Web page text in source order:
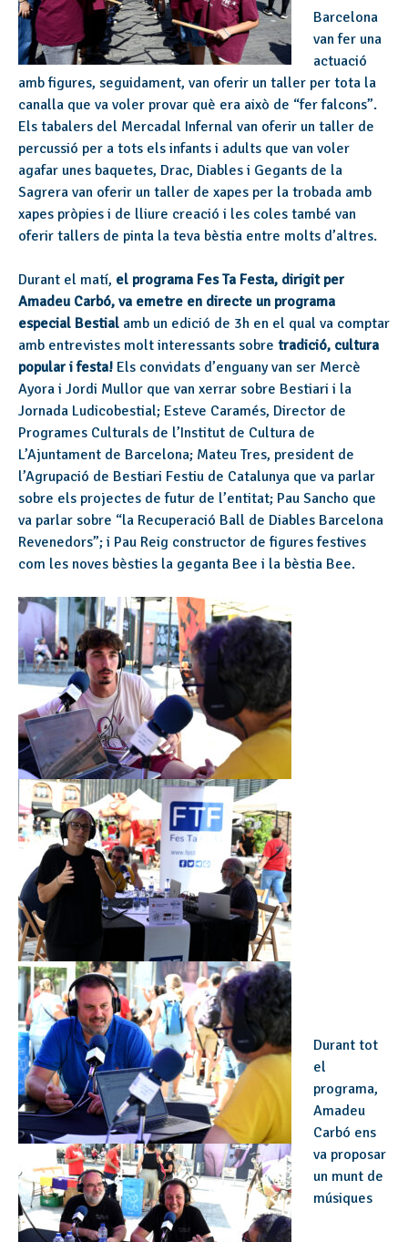
Barcelona
van fer una
actuació
amb figures, seguidament, van oferir un taller per tota la
canalla que va voler provar què era això de “fer falcons”.
Els tabalers del Mercadal Infernal van oferir un taller de
percussió per a tots els infants i adults que van voler
agafar unes baquetes, Drac, Diables i Gegants de la
Sagrera van oferir un taller de xapes per la trobada amb
xapes pròpies i de lliure creació i les coles també van
oferir tallers de pinta la teva bèstia entre molts d’altres.
Durant el matí, el programa Fes Ta Festa, dirigit per
Amadeu Carbó, va emetre en directe un programa
especial Bestial amb un edició de 3h en el qual va comptar
amb entrevistes molt interessants sobre tradició, cultura
popular i festa! Els convidats d’enguany van ser Mercè
Ayora i Jordi Mullor que van xerrar sobre Bestiari i la
Jornada Ludicobestial; Esteve Caramés, Director de
Programes Culturals de l’Institut de Cultura de
L’Ajuntament de Barcelona; Mateu Tres, president de
l’Agrupació de Bestiari Festiu de Catalunya que va parlar
sobre els projectes de futur de l’entitat; Pau Sancho que
va parlar sobre “la Recuperació Ball de Diables Barcelona
Revenedors”; i Pau Reig constructor de figures festives
com les noves bèsties la geganta Bee i la bèstia Bee.
Durant tot
el
programa,
Amadeu
Carbó ens
va proposar
un munt de
músiques